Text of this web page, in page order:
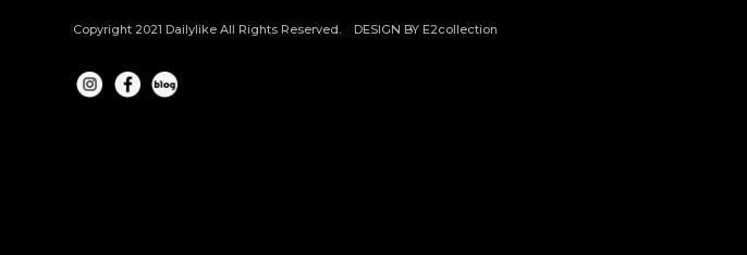
Copyright 2021 Dailylike All Rights Reserved. DESIGN BY E2collection